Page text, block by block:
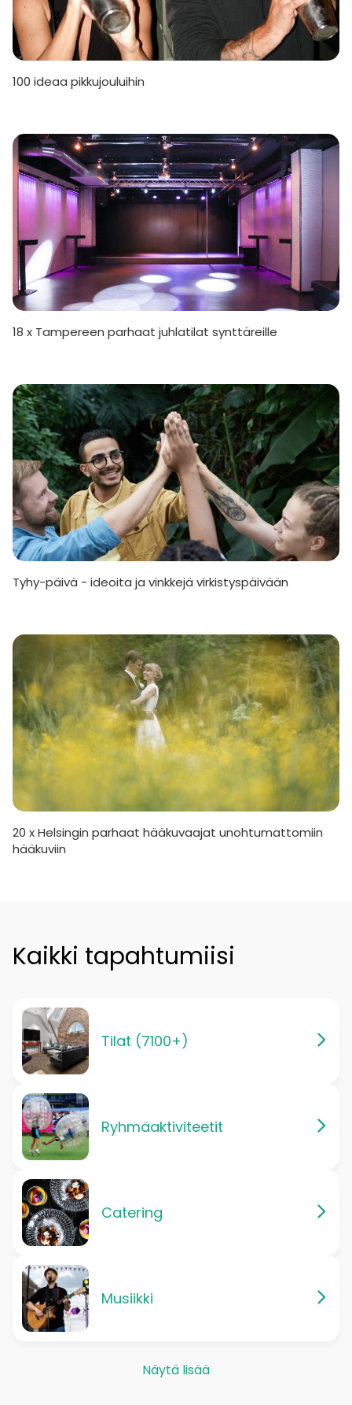
100 ideaa pikkujouluihin
18 x Tampereen parhaat juhlatilat synttäreille
Tyhy-päivä - ideoita ja vinkkejä virkistyspäivään
20 x Helsingin parhaat hääkuvaajat unohtumattomiin
hääkuviin
Kaikki tapahtumiisi
Tilat (7100+)
Ryhmäaktiviteetit
Catering
Musiikki
Näytä lisää